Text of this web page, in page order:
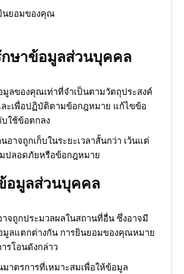
นยอมของคุณ
กษาข้อมูลส่วนบุคคล
ลของคุณเท่าที่จำเป็นตามวัตถุประสงค์
ะเพื่อปฏิบัติตามข้อกฎหมาย แก้ไขข้อ
ใช้ข้อตกลง
อาจถูกเก็บในระยะเวลาสั้นกว่า เว้นแต่
มปลอดภัยหรือข้อกฎหมาย
อมูลส่วนบุคคล
จถูกประมวลผลในสถานที่อื่น ซึ่งอาจมี
มูลแตกต่างกัน การยินยอมของคุณหมาย
รโอนดังกล่าว
าตรการที่เหมาะสมเพื่อให้ข้อมูล